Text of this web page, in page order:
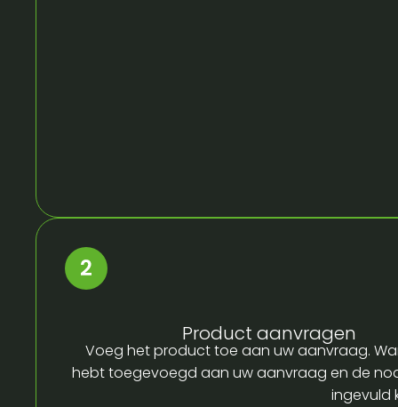
Product aanvragen
Voeg het product toe aan uw aanvraag.
hebt toegevoegd aan uw aanvraag en de
ingevuld